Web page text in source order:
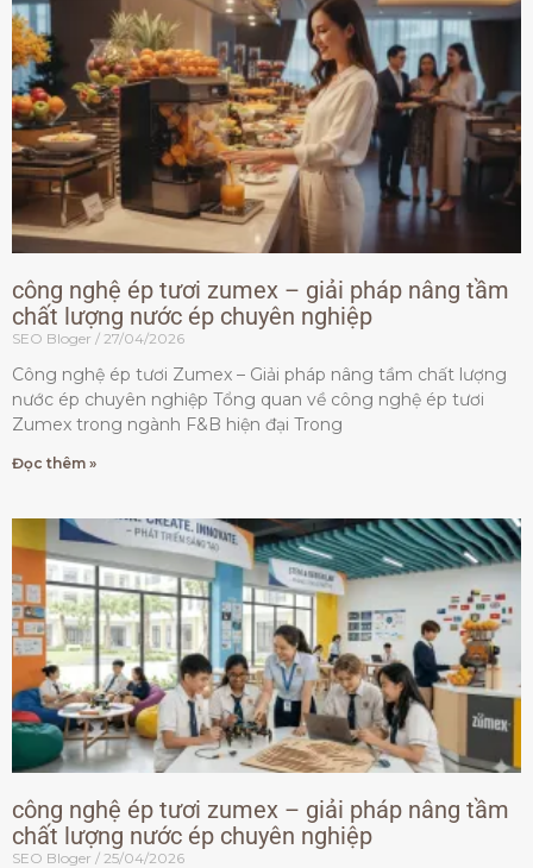
công nghệ ép tươi zumex – giải pháp nâng tầm
chất lượng nước ép chuyên nghiệp
SEO Bloger 27/04/2026
Công nghệ ép tươi Zumex – Giải pháp nâng tầm chất lượng
nước ép chuyên nghiệp Tổng quan về công nghệ ép tươi
Zumex trong ngành F&B hiện đại Trong
Đọc thêm »
công nghệ ép tươi zumex – giải pháp nâng tầm
chất lượng nước ép chuyên nghiệp
SEO Bloger 25/04/2026